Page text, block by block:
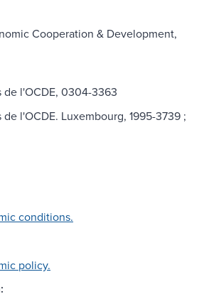
Cooperation & Development,
l'OCDE, 0304-3363
l'OCDE. Luxembourg, 1995-3739 ;
conditions.
policy.